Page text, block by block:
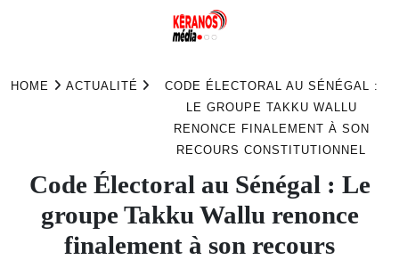
HOME ACTUALITÉ
CODE ÉLECTORAL AU SÉNÉGAL :
LE GROUPE TAKKU WALLU
RENONCE FINALEMENT À SON
RECOURS CONSTITUTIONNEL
Code Électoral au Sénégal : Le
groupe Takku Wallu renonce
finalement à son recours